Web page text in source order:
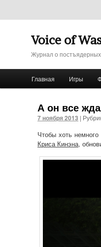
Voice of
Журнал о постъядерных
Перейти к
Перейти к
Главная Игры
А он все
7 ноября 2013 |
Чтобы хоть
Криса Кинэна,